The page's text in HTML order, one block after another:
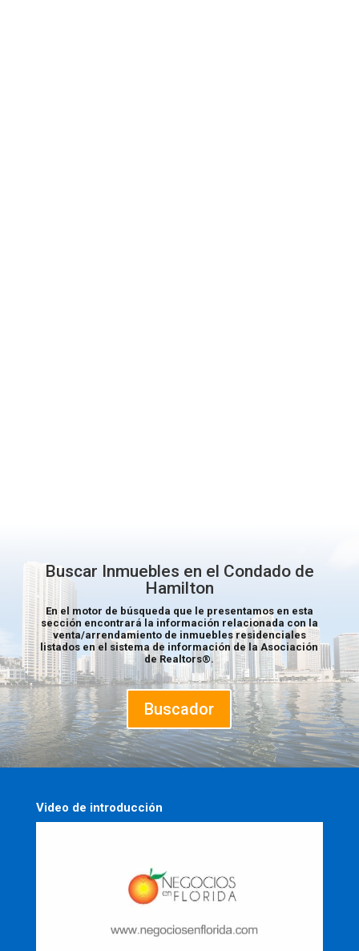
Buscar Inmuebles en el Condado de
Hamilton
En el motor de búsqueda que le presentamos en esta
sección encontrará la información relacionada con la
venta/arrendamiento de inmuebles residenciales
listados en el sistema de información de la Asociación
de Realtors®.
Buscador
Video de introducción